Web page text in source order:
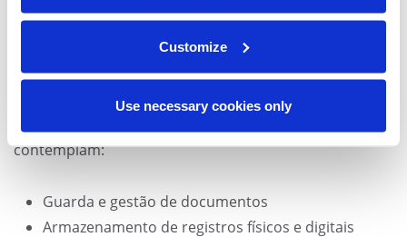
Customize
Use necessary cookies only
A Access é o parceiro ideal para tornar o
eficiente, contribuindo para reduzir custos com
espaços físicos para o armazenamento de documentos
e o deslocamento até o escritório para ter acesso às
informações. As soluções completas da Access
contemplam:
Guarda e gestão de documentos
Armazenamento de registros físicos e digitais